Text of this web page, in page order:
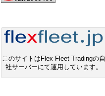
このサイトはFlex Fleet Tradingの自
社サーバーにて運用しています。